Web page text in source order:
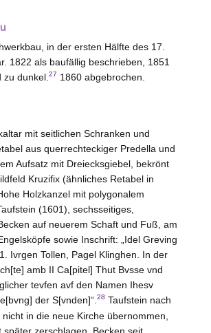
in der ersten Hälfte des 17.
1822 als baufällig beschrieben, 1851
dunkel. 27 1860 abgebrochen.
mit seitlichen Schranken und
aus querrechteckiger Predella und
Aufsatz mit Dreiecksgiebel, bekrönt
Kruzifix (ähnliches Retabel in
Holzkanzel mit polygonalem
(1601), sechsseitiges,
auf neuerem Schaft und Fuß, am
sowie Inschrift: „Idel Greving
Ivrgen Tollen, Pagel Klinghen. In der
amb II Ca[pitel] Thut Bvsse vnd
tevfen avf den Namen Ihesv
der S[vnden]“. 28 Taufstein nach
in die neue Kirche übernommen,
später zerschlagen, Becken seit